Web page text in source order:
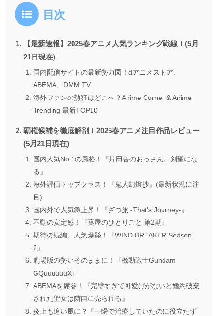
目次
【最新速報】2025春アニメ人気ランキング戦線！(5月
21日現在)
国内配信サイトの最新勢力図！dアニメストア、
ABEMA、DMM TV
海外ファンの熱狂はどこへ？Anime Corner & Anime
Trending 最新TOP10
覇権候補を徹底解剖！2025春アニメ注目作品レビュー
(5月21日現在)
国内人気No.1の風格！『片田舎のおっさん、剣聖にな
る』
海外評価トップクラス！『鬼人幻燈抄』(最新状況に注
目)
国内外で人気急上昇！『ざつ旅 -That’s Journey-』
不動の安定感！『薬屋のひとりごと 第2期』
期待の続編、人気爆発！『WIND BREAKER Season
2』
劇場版の勢いそのままに！『機動戦士Gundam
GQuuuuuuX』
ABEMAを席巻！『完璧すぎて可愛げがないと婚約破棄
された聖女は隣国に売られる』
炎上も追い風に？『一瞬で治療していたのに役立たず